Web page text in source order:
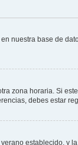
nuestra base de
zona horaria. Si
debes estar
establecido,